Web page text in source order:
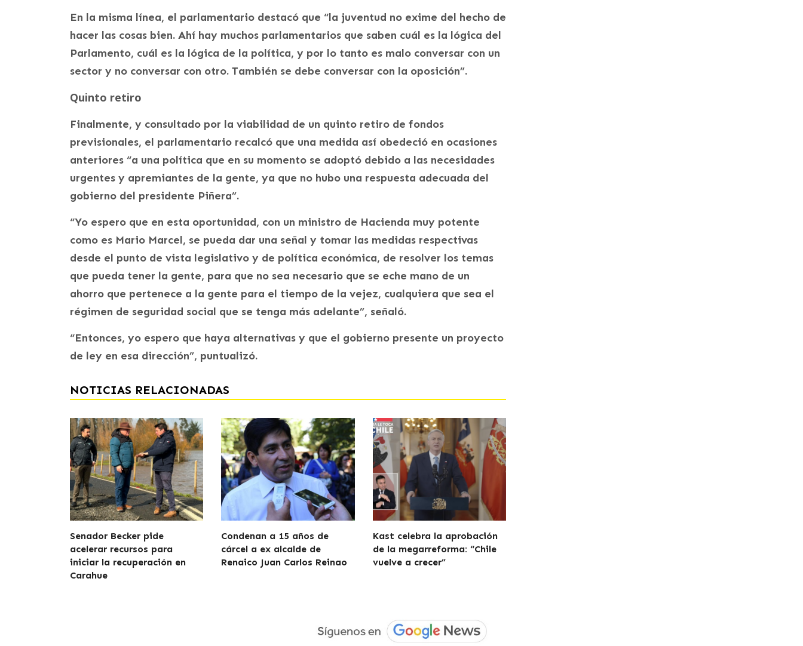
En la misma línea, el parlamentario destacó que “la juventud no exime del hecho de
hacer las cosas bien. Ahí hay muchos parlamentarios que saben cuál es la lógica del
Parlamento, cuál es la lógica de la política, y por lo tanto es malo conversar con un
sector y no conversar con otro. También se debe conversar con la oposición”.
Quinto retiro
Finalmente, y consultado por la viabilidad de un quinto retiro de fondos
previsionales, el parlamentario recalcó que una medida así obedeció en ocasiones
anteriores “a una política que en su momento se adoptó debido a las necesidades
urgentes y apremiantes de la gente, ya que no hubo una respuesta adecuada del
gobierno del presidente Piñera”.
“Yo espero que en esta oportunidad, con un ministro de Hacienda muy potente
como es Mario Marcel, se pueda dar una señal y tomar las medidas respectivas
desde el punto de vista legislativo y de política económica, de resolver los temas
que pueda tener la gente, para que no sea necesario que se eche mano de un
ahorro que pertenece a la gente para el tiempo de la vejez, cualquiera que sea el
régimen de seguridad social que se tenga más adelante”, señaló.
“Entonces, yo espero que haya alternativas y que el gobierno presente un proyecto
de ley en esa dirección”, puntualizó.
NOTICIAS RELACIONADAS
Senador Becker pide
acelerar recursos para
iniciar la recuperación en
Carahue
Condenan a 15 años de
cárcel a ex alcalde de
Renaico Juan Carlos Reinao
Kast celebra la aprobación
de la megarreforma: “Chile
vuelve a crecer”